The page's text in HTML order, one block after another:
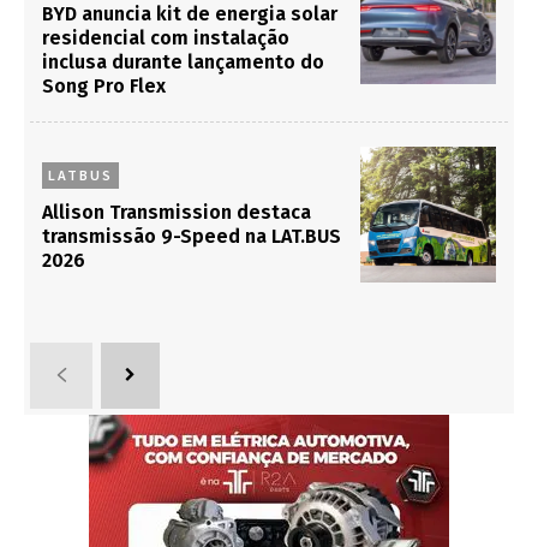
BYD anuncia kit de energia solar
residencial com instalação
inclusa durante lançamento do
Song Pro Flex
LATBUS
Allison Transmission destaca
transmissão 9-Speed na LAT.BUS
2026